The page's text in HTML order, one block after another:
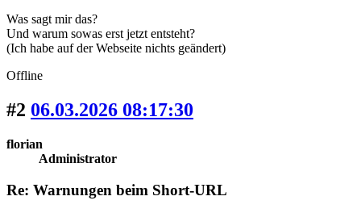
Was sagt mir das?
Und warum sowas erst jetzt entsteht?
(Ich habe auf der Webseite nichts geändert)
Offline
#2 06.03.2026 08:17:30
florian
Administrator
Re: Warnungen beim Short-URL